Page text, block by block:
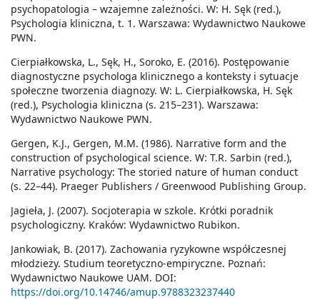
psychopatologia – wzajemne zależności. W: H. Sęk (red.),
Psychologia kliniczna, t. 1. Warszawa: Wydawnictwo Naukowe
PWN.
Cierpiałkowska, L., Sęk, H., Soroko, E. (2016). Postępowanie
diagnostyczne psychologa klinicznego a konteksty i sytuacje
społeczne tworzenia diagnozy. W: L. Cierpiałkowska, H. Sęk
(red.), Psychologia kliniczna (s. 215–231). Warszawa:
Wydawnictwo Naukowe PWN.
Gergen, K.J., Gergen, M.M. (1986). Narrative form and the
construction of psychological science. W: T.R. Sarbin (red.),
Narrative psychology: The storied nature of human conduct
(s. 22–44). Praeger Publishers / Greenwood Publishing Group.
Jagieła, J. (2007). Socjoterapia w szkole. Krótki poradnik
psychologiczny. Kraków: Wydawnictwo Rubikon.
Jankowiak, B. (2017). Zachowania ryzykowne współczesnej
młodzieży. Studium teoretyczno-empiryczne. Poznań:
Wydawnictwo Naukowe UAM. DOI:
https://doi.org/10.14746/amup.9788323237440